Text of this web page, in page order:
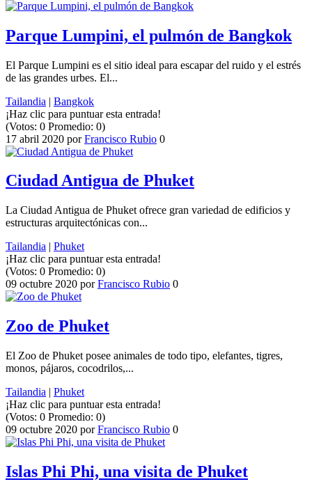
Parque Lumpini, el pulmón de Bangkok
El Parque Lumpini es el sitio ideal para escapar del ruido y el estrés
de las grandes urbes. El...
Tailandia | Bangkok
¡Haz clic para puntuar esta entrada!
(Votos: 0 Promedio: 0)
17 abril 2020 porFrancisco Rubio 0
Ciudad Antigua de Phuket
La Ciudad Antigua de Phuket ofrece gran variedad de edificios y
estructuras arquitectónicas con...
Tailandia | Phuket
¡Haz clic para puntuar esta entrada!
(Votos: 0 Promedio: 0)
09 octubre 2020 porFrancisco Rubio 0
Zoo de Phuket
El Zoo de Phuket posee animales de todo tipo, elefantes, tigres,
monos, pájaros, cocodrilos,...
Tailandia | Phuket
¡Haz clic para puntuar esta entrada!
(Votos: 0 Promedio: 0)
09 octubre 2020 porFrancisco Rubio 0
Islas Phi Phi, una visita de Phuket